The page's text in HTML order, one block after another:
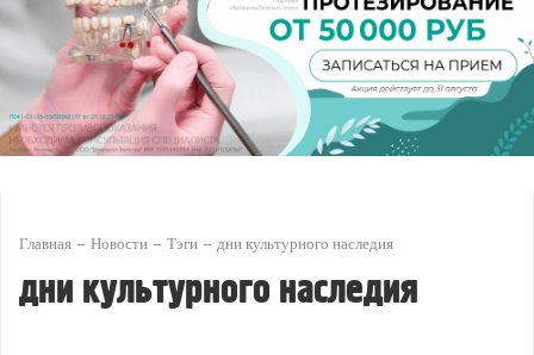
Главная Новости Тэги дни культурного наследия
дни культурного наследия